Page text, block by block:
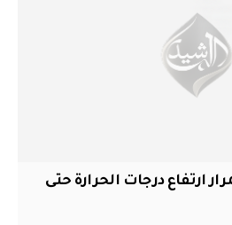
ارتفاع درجات الحرارة حتى